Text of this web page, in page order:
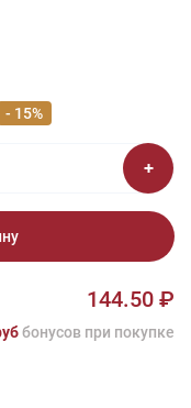
- 15%
144.50 ₽
бонусов при покупке